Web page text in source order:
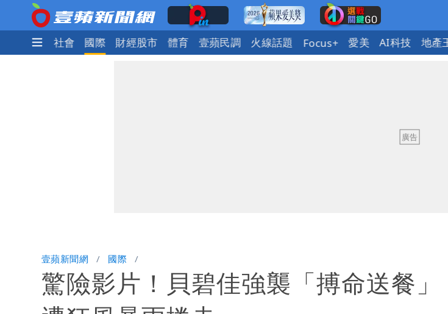
政治 社會 國際 財經股市 體育 壹蘋民調 火線話題 Focus+ 愛美 AI科技 地產
壹蘋新聞網 國際
驚險影片！貝碧佳強襲「搏命送餐